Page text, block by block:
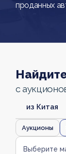
проданных
с
из Китая
Аукционы
Выберите